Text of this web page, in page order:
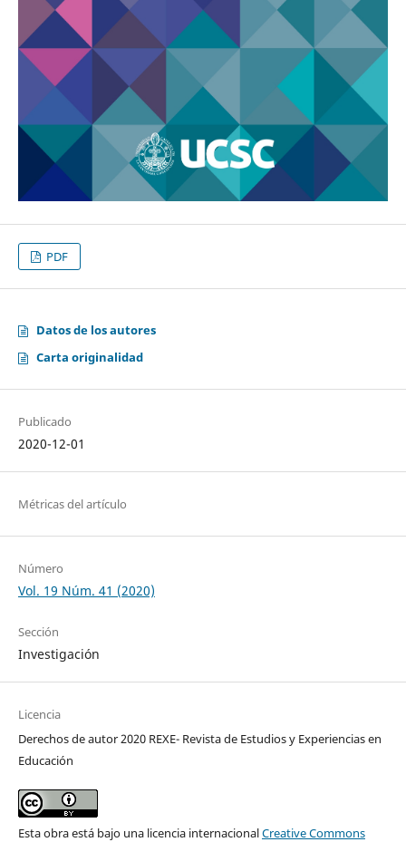
PDF
Datos de los autores
Carta originalidad
Publicado
2020-12-01
Métricas del artículo
Número
Vol. 19 Núm. 41 (2020)
Sección
Investigación
Licencia
Derechos de autor 2020 REXE- Revista de Estudios y Experiencias en
Educación
Esta obra está bajo una licencia internacionalCreative Commons